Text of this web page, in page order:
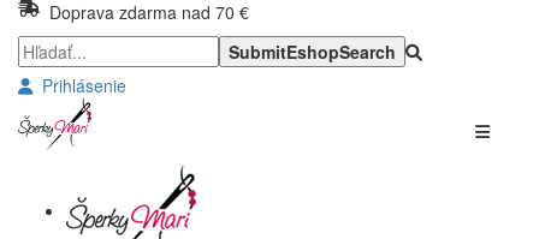
Doprava zdarma nad 70 €
Prihlásenie